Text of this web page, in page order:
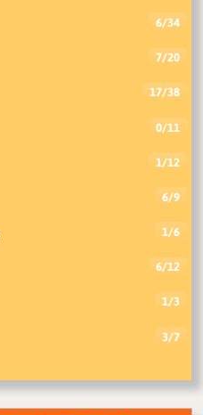
6/34
7/20
17/38
0/11
1/12
6/9
1/6
6/12
1/3
3/7